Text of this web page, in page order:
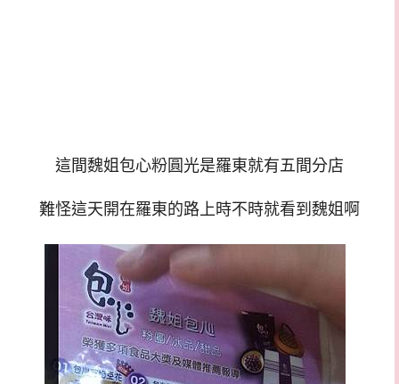
這間魏姐包心粉圓光是羅東就有五間分店
難怪這天開在羅東的路上時不時就看到魏姐啊